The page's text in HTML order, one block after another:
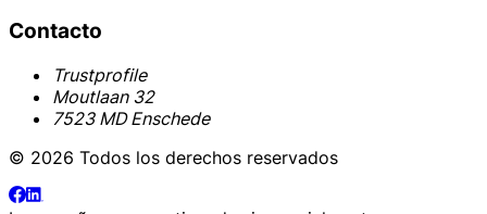
Contacto
Trustprofile
Moutlaan 32
7523 MD Enschede
© 2026 Todos los derechos reservados